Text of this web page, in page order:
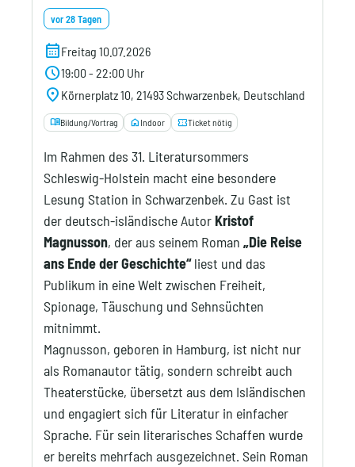
vor 28 Tagen
calendar_monthFreitag 10.07.2026
schedule19:00 - 22:00 Uhr
location_on Körnerplatz 10, 21493 Schwarzenbek, Deutschland
menu_bookBildung/Vortrag home Indoor confirmation_numberTicket nötig
Im Rahmen des 31. Literatursommers
Schleswig-Holstein macht eine besondere
Lesung Station in Schwarzenbek. Zu Gast ist
der deutsch-isländische Autor Kristof
Magnusson, der aus seinem Roman „Die Reise
ans Ende der Geschichte“liest und das
Publikum in eine Welt zwischen Freiheit,
Spionage, Täuschung und Sehnsüchten
mitnimmt.
Magnusson, geboren in Hamburg, ist nicht nur
als Romanautor tätig, sondern schreibt auch
Theaterstücke, übersetzt aus dem Isländischen
und engagiert sich für Literatur in einfacher
Sprache. Für sein literarisches Schaffen wurde
er bereits mehrfach ausgezeichnet. Sein Roman